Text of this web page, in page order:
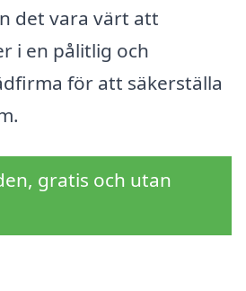
det vara värt att
i en pålitlig och
för att säkerställa
gratis och utan